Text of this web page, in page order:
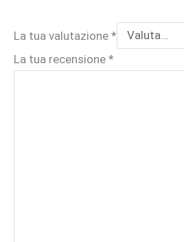
La tua valutazione *
La tua recensione *